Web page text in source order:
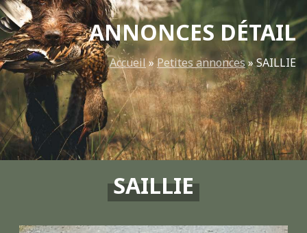
ANNONCES DÉTAIL
Accueil»Petites annonces»SAILLIE
SAILLIE